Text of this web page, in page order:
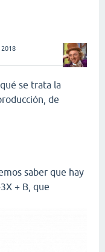
2018
se trata la
de
saber que hay
+ B, que